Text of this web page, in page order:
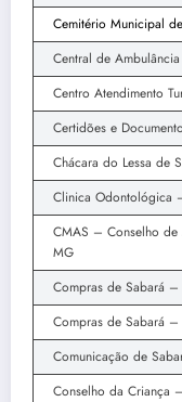
Cemitério Municipal
Central de
Centro Atendimento
Certidões e
Chácara do Lessa de
Clinica Odontológica
CMAS – Conselho
MG
Compras de Sabará
Compras de Sabará
Comunicação de
Conselho da Criança